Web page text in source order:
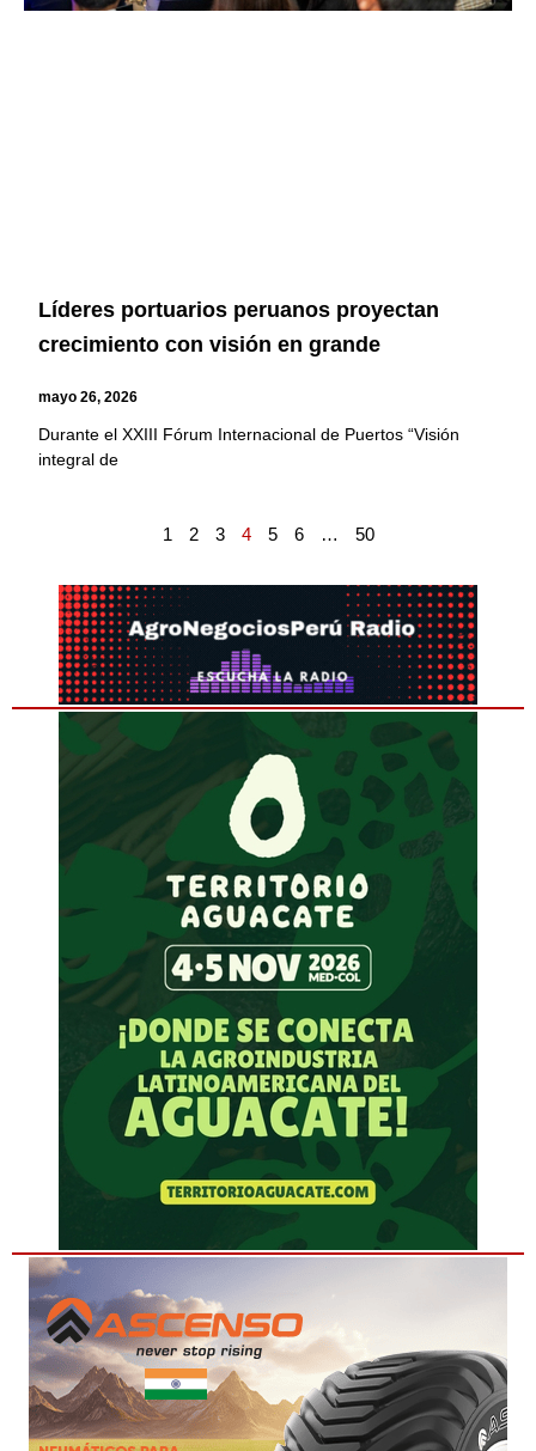
Líderes portuarios peruanos proyectan
crecimiento con visión en grande
mayo 26, 2026
Durante el XXIII Fórum Internacional de Puertos “Visión
integral de
1 2 3 4 5 6 … 50